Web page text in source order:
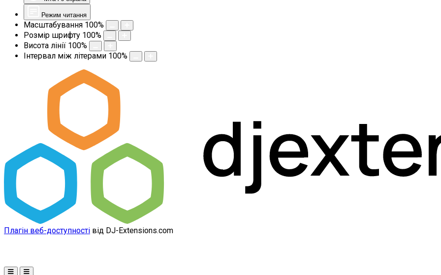
Режим читання
Масштабування 100%
Розмір шрифту 100%
Висота лінії 100%
Інтервал між літерами 100%
Плагін веб-доступності від DJ-Extensions.com